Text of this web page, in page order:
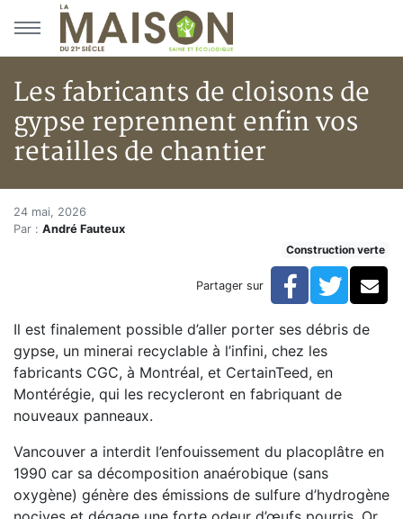
Aller au menu principal
Aller au contenu principal
Les fabricants de cloisons de
gypse reprennent enfin vos
retailles de chantier
Accueil
Articles
Les fabricants de cloisons de gypse reprennent
Les fabricants de cloisons de
24 mai, 2026
Par : André Fauteux
Construction verte
Partager sur Facebook
Il est finalement possible d’aller porter ses débris de
gypse, un minerai recyclable à l’infini, chez les
fabricants CGC, à Montréal, et CertainTeed, en
Montérégie, qui les recycleront en fabriquant de
nouveaux panneaux.
Vancouver a interdit l’enfouissement du placoplâtre en
1990 car sa décomposition anaérobique (sans
oxygène) génère des émissions de sulfure d’hydrogène